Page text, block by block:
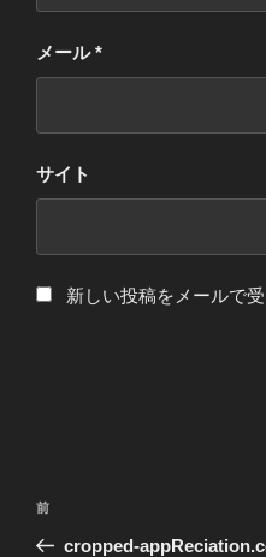
メール*
サイト
新しい投稿をメールで
投
過
去
前
cropped-